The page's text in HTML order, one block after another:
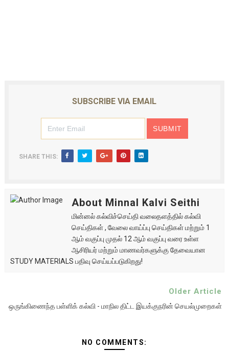
SUBSCRIBE VIA EMAIL
SHARE THIS:
About Minnal Kalvi Seithi
மின்னல் கல்விச்செய்தி வலைதளத்தில் கல்வி
செய்திகள் , வேலை வாய்ப்பு செய்திகள் மற்றும் 1
ஆம் வகுப்பு முதல் 12 ஆம் வகுப்பு வரை உள்ள
ஆசிரியர் மற்றும் மாணவர்களுக்கு தேவையான
STUDY MATERIALS பதிவு செய்யப்படுகிறது!
Older Article
ஒருங்கிணைந்த பள்ளிக் கல்வி - மாநில திட்ட இயக்குநரின் செயல்முறைகள்
NO COMMENTS: